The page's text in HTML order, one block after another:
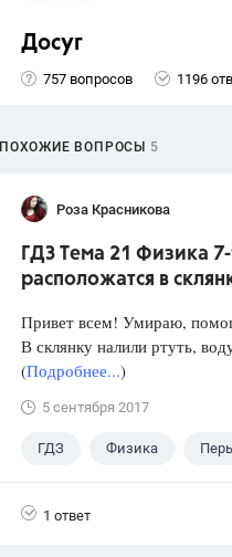
Досуг
757 вопросов 1196
ПОХОЖИЕ ВОПРОСЫ 5
Роза Красникова
ГДЗ Тема 21 Физика
расположатся в
Привет всем! Умираю,
В склянку налили ртуть,
(Подробнее...)
5 сентября 2017
ГДЗ Физика
1 ответ